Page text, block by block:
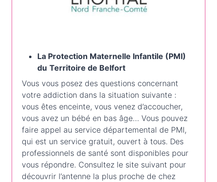
La Protection Maternelle Infantile (PMI)
du Territoire de Belfort
Vous vous posez des questions concernant
votre addiction dans la situation suivante :
vous êtes enceinte, vous venez d’accoucher,
vous avez un bébé en bas âge… Vous pouvez
faire appel au service départemental de PMI,
qui est un service gratuit, ouvert à tous. Des
professionnels de santé sont disponibles pour
vous répondre. Consultez le site suivant pour
découvrir l’antenne la plus proche de chez